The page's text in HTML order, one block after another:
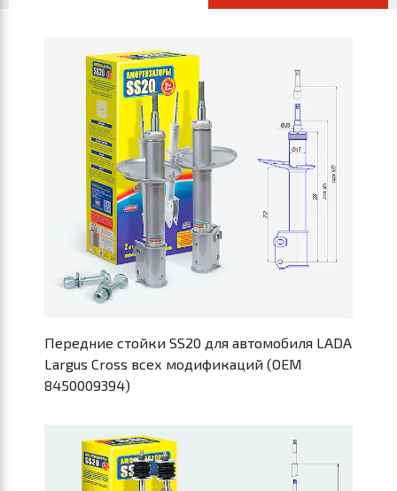
Передние стойки SS20 для автомобиля LADA
Largus Cross всех модификаций (OEM
8450009394)